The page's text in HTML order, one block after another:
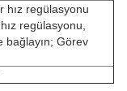
hız regülasyonu
regülasyonu,
bağlayın; Görev